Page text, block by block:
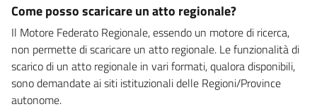
Come posso scaricare un atto regionale?
Il Motore Federato Regionale, essendo un motore di ricerca,
non permette di scaricare un atto regionale. Le funzionalità di
scarico di un atto regionale in vari formati, qualora disponibili,
sono demandate ai siti istituzionali delle Regioni/Province
autonome.